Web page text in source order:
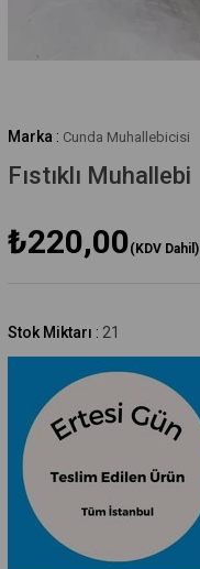
Marka : Cunda Muhallebicisi
Fıstıklı Muhallebi
₺220,00(KDV Dahil)
Stok Miktarı : 21